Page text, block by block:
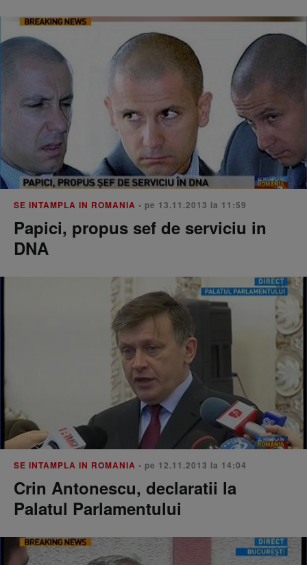
SE INTAMPLA IN ROMANIA • pe 13.11.2013 la 11:59
Papici, propus sef de serviciu in
DNA
SE INTAMPLA IN ROMANIA • pe 12.11.2013 la 14:04
Crin Antonescu, declaratii la
Palatul Parlamentului